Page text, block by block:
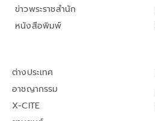
ข่าวพระราชสำนัก
หนังสือพิมพ์
ต่างประเทศ
อาชญากรรม
X-CITE